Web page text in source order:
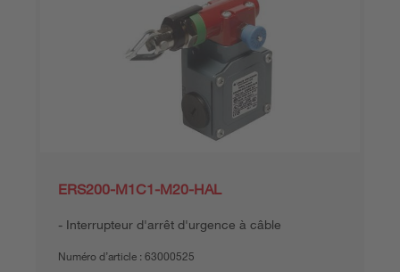
ERS200-M1C1-M20-HAL
Interrupteur d'arrêt d'urgence à câble
Numéro d’article : 63000525